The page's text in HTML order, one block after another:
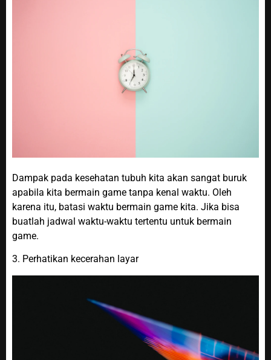
Dampak pada kesehatan tubuh kita akan sangat buruk
apabila kita bermain game tanpa kenal waktu. Oleh
karena itu, batasi waktu bermain game kita. Jika bisa
buatlah jadwal waktu-waktu tertentu untuk bermain
game.
3. Perhatikan kecerahan layar